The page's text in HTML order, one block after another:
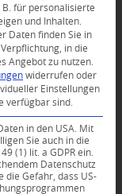
B. für personalisierte
und Inhalten.
Daten finden Sie in
in die
Angebot zu nutzen.
widerrufen oder
Einstellungen
verfügbar sind.
in den USA. Mit
Sie auch in die
(1) lit. a GDPR ein.
Datenschutz
die Gefahr, dass US-